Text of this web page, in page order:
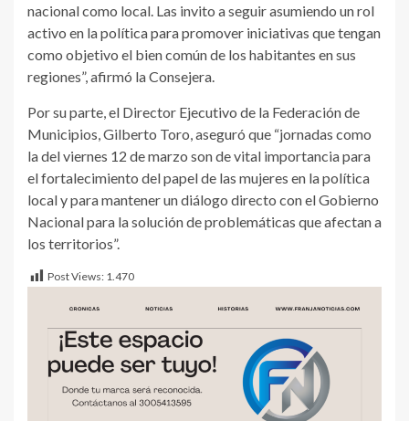
nacional como local. Las invito a seguir asumiendo un rol
activo en la política para promover iniciativas que tengan
como objetivo el bien común de los habitantes en sus
regiones”, afirmó la Consejera.
Por su parte, el Director Ejecutivo de la Federación de
Municipios, Gilberto Toro, aseguró que “jornadas como
la del viernes 12 de marzo son de vital importancia para
el fortalecimiento del papel de las mujeres en la política
local y para mantener un diálogo directo con el Gobierno
Nacional para la solución de problemáticas que afectan a
los territorios”.
Post Views: 1.470